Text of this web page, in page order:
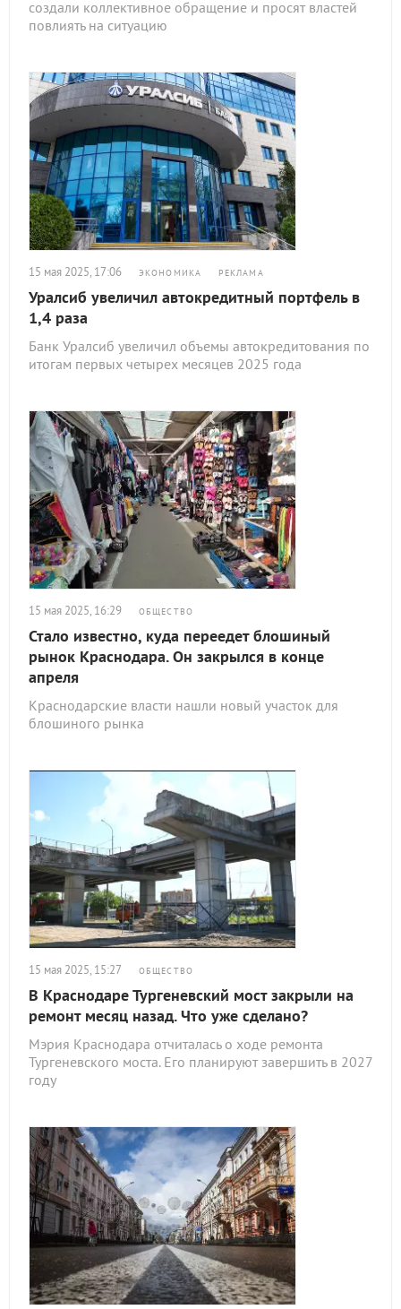
создали коллективное обращение и просят властей
повлиять на ситуацию
15 мая 2025, 17:06 ЭКОНОМИКА РЕКЛАМА
Уралсиб увеличил автокредитный портфель в
1,4 раза
Банк Уралсиб увеличил объемы автокредитования по
итогам первых четырех месяцев 2025 года
15 мая 2025, 16:29 ОБЩЕСТВО
Стало известно, куда переедет блошиный
рынок Краснодара. Он закрылся в конце
апреля
Краснодарские власти нашли новый участок для
блошиного рынка
15 мая 2025, 15:27 ОБЩЕСТВО
В Краснодаре Тургеневский мост закрыли на
ремонт месяц назад. Что уже сделано?
Мэрия Краснодара отчиталась о ходе ремонта
Тургеневского моста. Его планируют завершить в 2027
году